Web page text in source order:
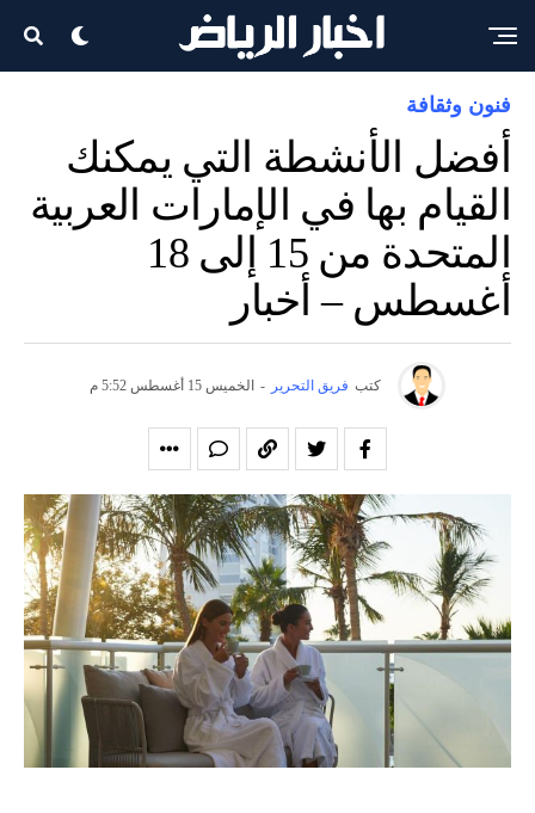
فنون وثقافة
أفضل الأنشطة التي يمكنك
القيام بها في الإمارات العربية
المتحدة من 15 إلى 18
أغسطس – أخبار
كتب فريق التحرير - الخميس 15 أغسطس 5:52 م